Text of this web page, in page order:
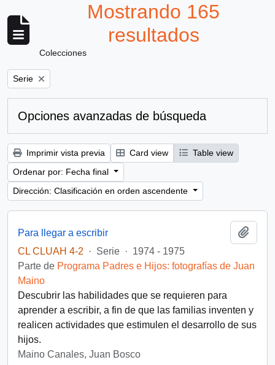
Mostrando 165
resultados
Colecciones
Remove filter:
Serie
Opciones avanzadas de búsqueda
Imprimir vista previa Card view
Table view
Ordenar por: Fecha final
Dirección: Clasificación en orden ascendente
Para llegar a escribir
CL CLUAH 4-2
· Serie · 1974 - 1975
Parte de Programa Padres e Hijos: fotografías de Juan
Maino
Descubrir las habilidades que se requieren para
aprender a escribir, a fin de que las familias inventen y
realicen actividades que estimulen el desarrollo de sus
hijos.
Maino Canales, Juan Bosco